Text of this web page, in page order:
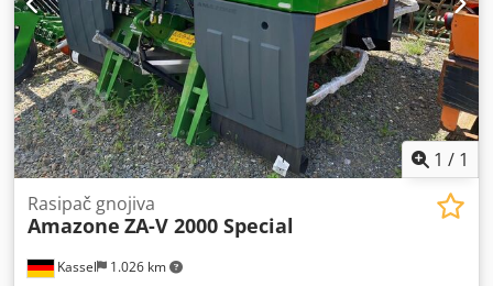
1 / 1
Kassel 1.026 km
Rasipač gnojiva
Amazone ZA-V 2000 Special